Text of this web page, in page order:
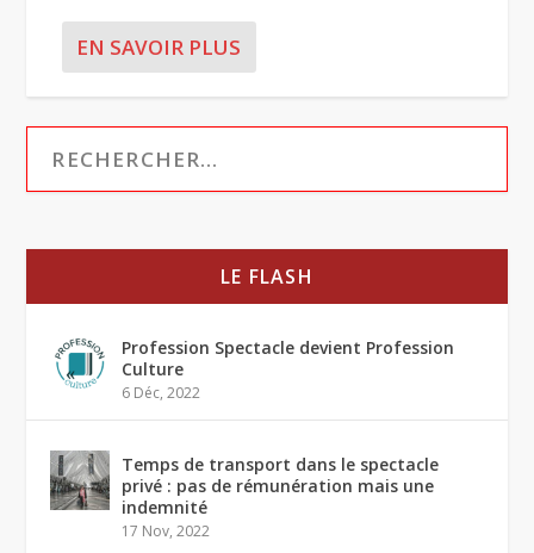
EN SAVOIR PLUS
LE FLASH
Profession Spectacle devient Profession
Culture
6 Déc, 2022
Temps de transport dans le spectacle
privé : pas de rémunération mais une
indemnité
17 Nov, 2022